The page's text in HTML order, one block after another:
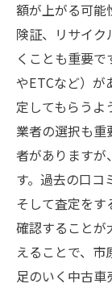
額が上がる可能
険証、リサイ
くことも重要
やETCなど）が
定してもらうよ
業者の選択も重
者がありますが
す。過去の口コ
そして査定を
確認することが
えることで、
足のいく中古車